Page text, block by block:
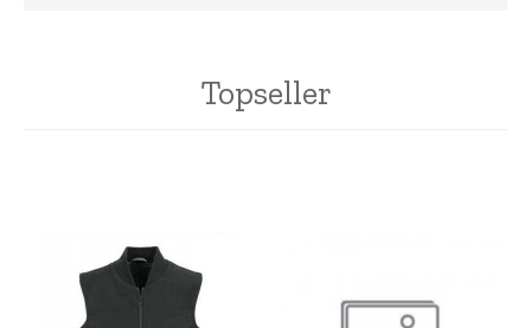
Topseller